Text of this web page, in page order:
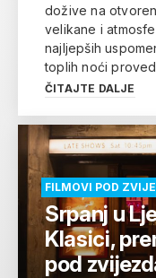
dožive na
velikane i
najljepših
toplih noći
ČITAJTE DALJE
FILMOVI POD
Srpanj u
Klasici,
pod